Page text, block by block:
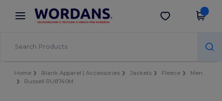
× Aplikace Wordans
Lepší ceny v aplikaci!
Stáhnout app
Home Blank Apparel | Accessories Jackets Fleece
Men
Russell RU8740M